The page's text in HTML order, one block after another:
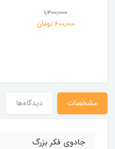
1,200,000
600,000 تومان
مشخصات دیدگاه‌ها
جادوی فکر بزرگ